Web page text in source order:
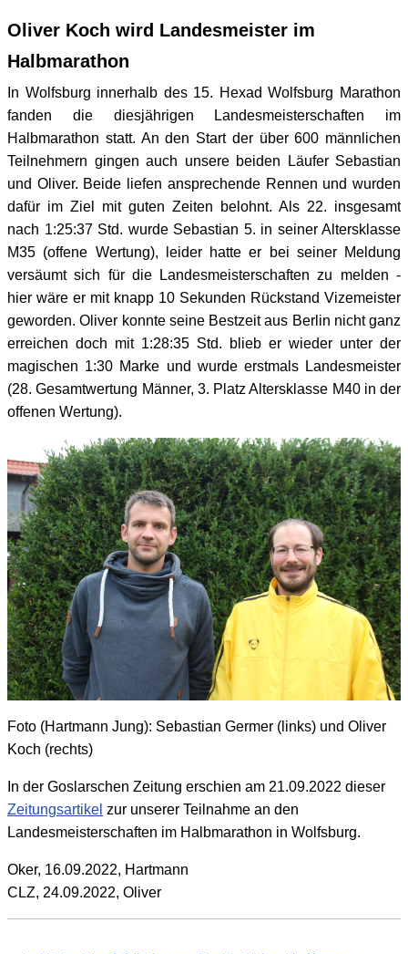
Oliver Koch wird Landesmeister im
Halbmarathon
In Wolfsburg innerhalb des 15. Hexad Wolfsburg Marathon
fanden die diesjährigen Landesmeisterschaften im
Halbmarathon statt. An den Start der über 600 männlichen
Teilnehmern gingen auch unsere beiden Läufer Sebastian
und Oliver. Beide liefen ansprechende Rennen und wurden
dafür im Ziel mit guten Zeiten belohnt. Als 22. insgesamt
nach 1:25:37 Std. wurde Sebastian 5. in seiner Altersklasse
M35 (offene Wertung), leider hatte er bei seiner Meldung
versäumt sich für die Landesmeisterschaften zu melden -
hier wäre er mit knapp 10 Sekunden Rückstand Vizemeister
geworden. Oliver konnte seine Bestzeit aus Berlin nicht ganz
erreichen doch mit 1:28:35 Std. blieb er wieder unter der
magischen 1:30 Marke und wurde erstmals Landesmeister
(28. Gesamtwertung Männer, 3. Platz Altersklasse M40 in der
offenen Wertung).
Foto (Hartmann Jung): Sebastian Germer (links) und Oliver
Koch (rechts)
In der Goslarschen Zeitung erschien am 21.09.2022 dieser
Zeitungsartikel zur unserer Teilnahme an den
Landesmeisterschaften im Halbmarathon in Wolfsburg.
Oker, 16.09.2022, Hartmann
CLZ, 24.09.2022, Oliver